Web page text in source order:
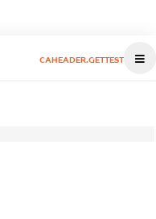
CAHEADER.GETTEST